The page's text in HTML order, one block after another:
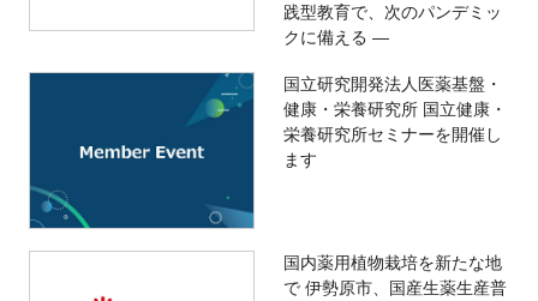
践型教育で、次のパンデミッ
クに備える ―
国立研究開発法人医薬基盤・
健康・栄養研究所 国立健康・
栄養研究所セミナーを開催し
ます
国内薬用植物栽培を新たな地
で 伊勢原市、国産生薬生産普